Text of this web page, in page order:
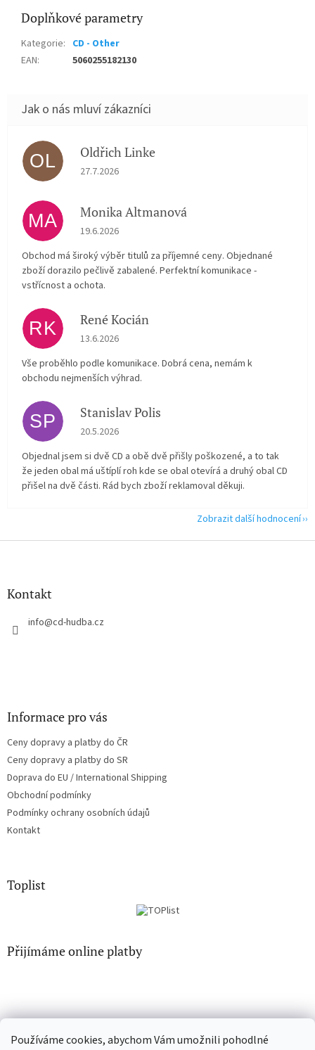
Používáme cookies, abychom Vám umožnili pohodlné
Doplňkové parametry
Kategorie: CD - Other
EAN: 5060255182130
OL Oldřich Linke
Hodnocení obchodu je 5 z 5 hvězdiček.
27.7.2026
MA Monika Altmanová
Hodnocení obchodu je 5 z 5 hvězdiček.
19.6.2026
Obchod má široký výběr titulů za příjemné ceny. Objednané
zboží dorazilo pečlivě zabalené. Perfektní komunikace -
vstřícnost a ochota.
RK René Kocián
Hodnocení obchodu je 5 z 5 hvězdiček.
13.6.2026
Vše proběhlo podle komunikace. Dobrá cena, nemám k
obchodu nejmenších výhrad.
SP Stanislav Polis
Hodnocení obchodu je 2 z 5 hvězdiček.
20.5.2026
Objednal jsem si dvě CD a obě dvě přišly poškozené, a to tak
že jeden obal má uštíplí roh kde se obal otevírá a druhý obal CD
přišel na dvě části. Rád bych zboží reklamoval děkuji.
Zobrazit další hodnocení
Z
Kontakt
info@cd-hudba.cz
Informace pro vás
Ceny dopravy a platby do ČR
Ceny dopravy a platby do SR
Doprava do EU / International Shipping
Obchodní podmínky
Podmínky ochrany osobních údajů
Kontakt
Toplist
Přijímáme online platby
EN-filmy.cz CD-Soundtrack.cz